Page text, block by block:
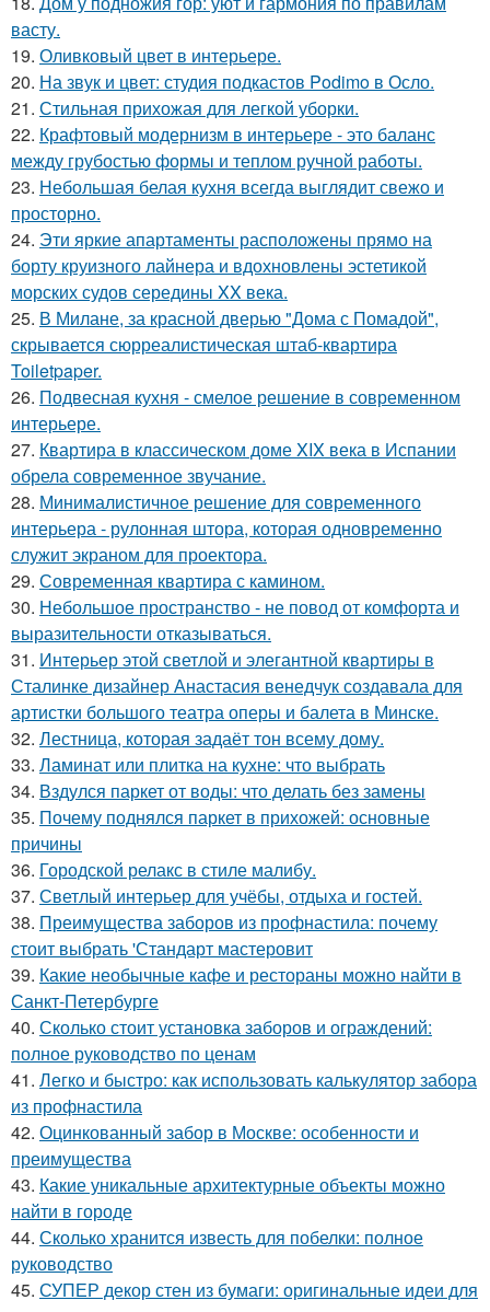
васту.
19. Оливковый цвет в интерьере.
20. На звук и цвет: студия подкастов Podimo в Осло.
21. Стильная прихожая для легкой уборки.
22. Крафтовый модернизм в интерьере - это баланс
между грубостью формы и теплом ручной работы.
23. Небольшая белая кухня всегда выглядит свежо и
просторно.
24. Эти яркие апартаменты расположены прямо на
борту круизного лайнера и вдохновлены эстетикой
морских судов середины XX века.
25. В Милане, за красной дверью "Дома с Помадой",
скрывается сюрреалистическая штаб-квартира
Toiletpaper.
26. Подвесная кухня - смелое решение в современном
интерьере.
27. Квартира в классическом доме XIX века в Испании
обрела современное звучание.
28. Минималистичное решение для современного
интерьера - рулонная штора, которая одновременно
служит экраном для проектора.
29. Современная квартира с камином.
30. Небольшое пространство - не повод от комфорта и
выразительности отказываться.
31. Интерьер этой светлой и элегантной квартиры в
Сталинке дизайнер Анастасия венедчук создавала для
артистки большого театра оперы и балета в Минске.
32. Лестница, которая задаёт тон всему дому.
33. Ламинат или плитка на кухне: что выбрать
34. Вздулся паркет от воды: что делать без замены
35. Почему поднялся паркет в прихожей: основные
причины
36. Городской релакс в стиле малибу.
37. Светлый интерьер для учёбы, отдыха и гостей.
38. Преимущества заборов из профнастила: почему
стоит выбрать 'Стандарт мастеровит
39. Какие необычные кафе и рестораны можно найти в
Санкт-Петербурге
40. Сколько стоит установка заборов и ограждений:
полное руководство по ценам
41. Легко и быстро: как использовать калькулятор забора
из профнастила
42. Оцинкованный забор в Москве: особенности и
преимущества
43. Какие уникальные архитектурные объекты можно
найти в городе
44. Сколько хранится известь для побелки: полное
руководство
45. СУПЕР декор стен из бумаги: оригинальные идеи для